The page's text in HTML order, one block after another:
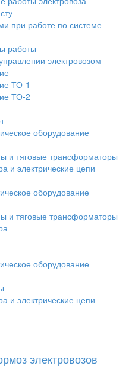
при работе по системе
работы
электровозом
ТО-1
ТО-2
оборудование
и тяговые трансформаторы
и электрические цепи
оборудование
и тяговые трансформаторы
оборудование
и электрические цепи
электровозов